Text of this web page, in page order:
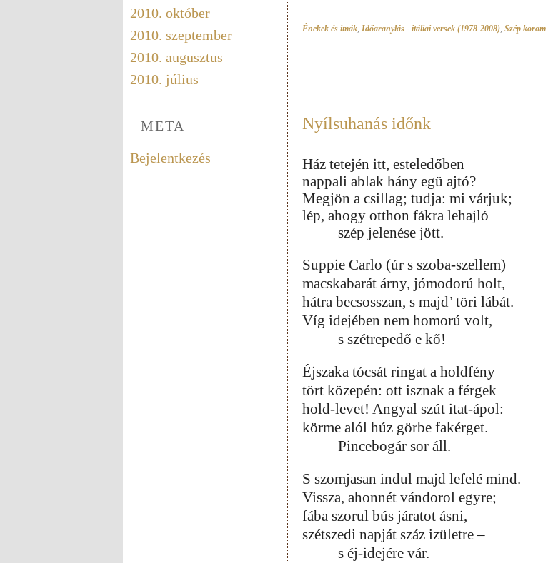
Énekek és imák, Időaranylás - itáliai versek (1978-2008), Szép korom
Nyílsuhanás időnk
Ház tetején itt, esteledőben
nappali ablak hány egü ajtó?
Megjön a csillag; tudja: mi várjuk;
lép, ahogy otthon fákra lehajló
szép jelenése jött.
Suppie Carlo (úr s szoba-szellem)
macskabarát árny, jómodorú holt,
hátra becsosszan, s majd’ töri lábát.
Víg idejében nem homorú volt,
s szétrepedő e kő!
Éjszaka tócsát ringat a holdfény
tört közepén: ott isznak a férgek
hold-levet! Angyal szút itat-ápol:
körme alól húz görbe fakérget.
Pincebogár sor áll.
S szomjasan indul majd lefelé mind.
Vissza, ahonnét vándorol egyre;
fába szorul bús járatot ásni,
szétszedi napját száz izületre –
s éj-idejére vár.
2010. október
2010. szeptember
2010. augusztus
2010. július
META
Bejelentkezés